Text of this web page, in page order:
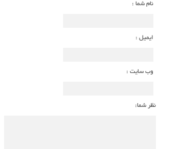
نام شما :
ایمیل :
وب سایت :
نظر شما: